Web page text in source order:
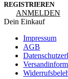
REGISTRIEREN
ANMELDEN
Dein Einkauf
Impressum
AGB